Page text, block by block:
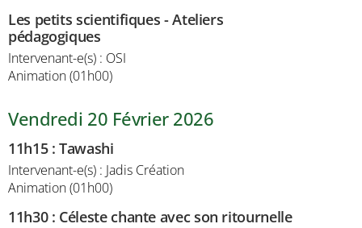
Les petits scientifiques - Ateliers
pédagogiques
Intervenant-e(s) : OSI
Animation (01h00)
Vendredi 20 Février 2026
11h15:Tawashi
Intervenant-e(s) : Jadis Création
Animation (01h00)
11h30: Céleste chante avec son ritournelle